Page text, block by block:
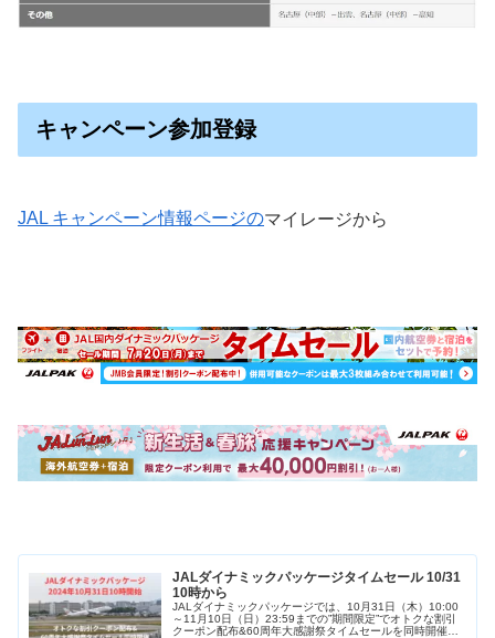
キャンペーン参加登録
JAL キャンペーン情報ページのマイレージから
JALダイナミックパッケージタイムセール 10/31
10時から
JALダイナミックパッケージでは、10月31日（木）10:00
～11月10日（日）23:59までの”期間限定”でオトクな割引
クーポン配布&60周年大感謝祭タイムセールを同時開催！